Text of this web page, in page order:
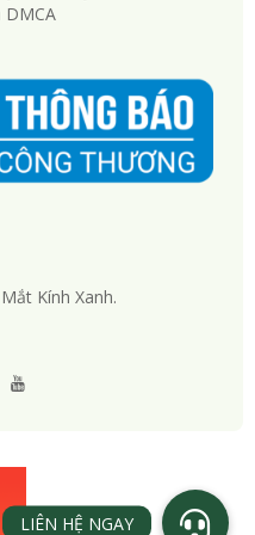
Đăng ký ngay tại
hướng thời
Có rất nhiều mẫu mã mắt
kiểu dáng sao cho phù hợp
kính đang có
DMCA
Kính Xanh.